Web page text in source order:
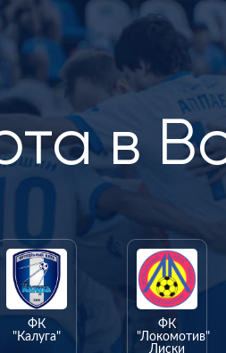
в
ФК
"Калуга"
ФК
"Локомотив"
Лиски